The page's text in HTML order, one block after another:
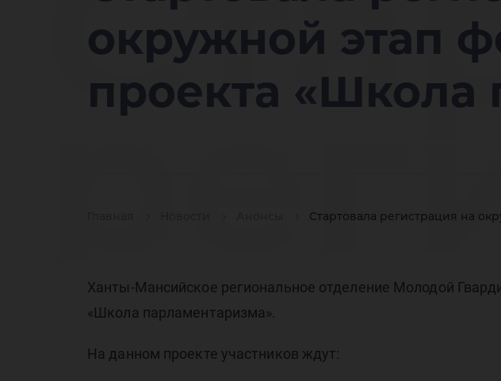
окружной этап
проекта «Школа
Стартовала регистрация на
Ханты-Мансийское региональное отделение Молодой
«Школа парламентаризма».
На данном проекте участников ждут: